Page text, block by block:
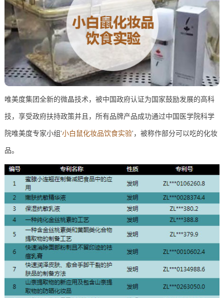
唯美度集团全新的微晶技术，被中国政府认证为国家鼓励发展的高科
技，享受政府扶持政策并且，所有品牌产品成功通过中国医学院科学
院唯美度专家小组'小白鼠化妆品饮食实验'，被称作部分可以吃的化妆
品。